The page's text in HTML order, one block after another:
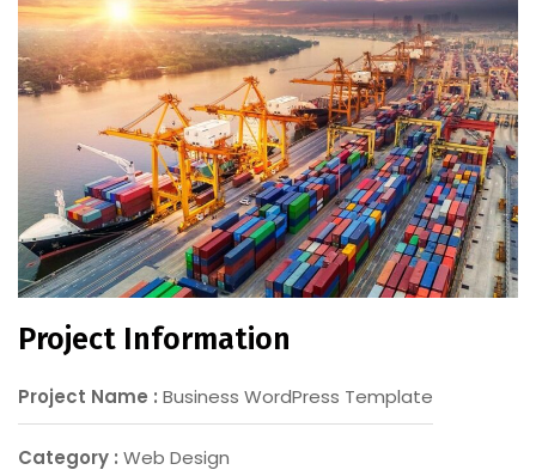
Project Information
Project Name : Business WordPress Template
Category : Web Design